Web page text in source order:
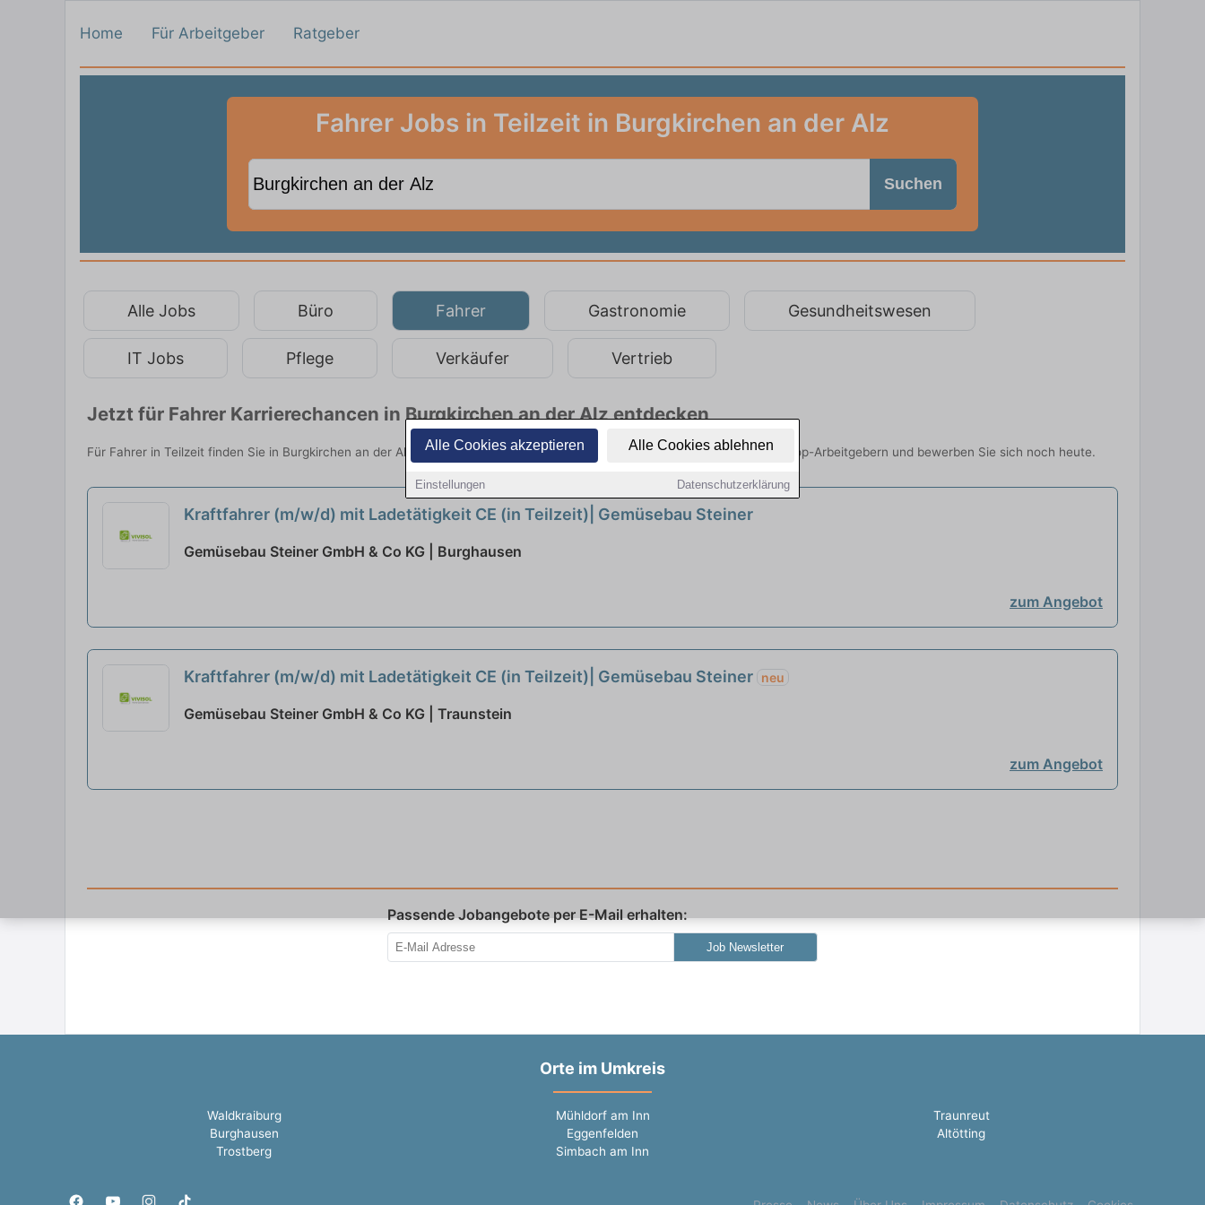
Alle Cookies akzeptieren Alle Cookies ablehnen
Einstellungen Datenschutzerklärung
Home Für Arbeitgeber Ratgeber
Fahrer Jobs in Teilzeit in Burgkirchen an der Alz
Suchen
Alle Jobs Büro Fahrer Gastronomie Gesundheitswesen
IT Jobs Pflege Verkäufer Vertrieb
Jetzt für Fahrer Karrierechancen in Burgkirchen an der Alz entdecken
Für Fahrer in Teilzeit finden Sie in Burgkirchen an der Alz hier die aktuellsten Angebote. Entdecken Sie freie Optionen von Top-Arbeitgebern und bewerben Sie sich noch heute.
Kraftfahrer (m/w/d) mit Ladetätigkeit CE (in Teilzeit)| Gemüsebau Steiner
Gemüsebau Steiner GmbH & Co KG | Burghausen
zum Angebot
Kraftfahrer (m/w/d) mit Ladetätigkeit CE (in Teilzeit)| Gemüsebau Steiner neu
Gemüsebau Steiner GmbH & Co KG | Traunstein
zum Angebot
Passende Jobangebote per E-Mail erhalten:
Job Newsletter
Orte im Umkreis
Waldkraiburg Mühldorf am Inn
Traunreut
Burghausen
Eggenfelden
Altötting
Trostberg
Simbach am Inn